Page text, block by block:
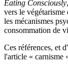
Eating Consciously
vers le végétarisme
les mécanismes
consommation de
Ces références, et
l'article « carnisme